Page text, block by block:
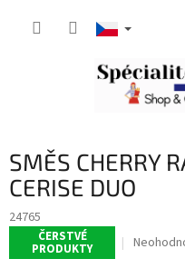
SMĚS CHERRY
CERISE DUO
24765
ČERSTVÉ
PRODUKTY
Průměrné